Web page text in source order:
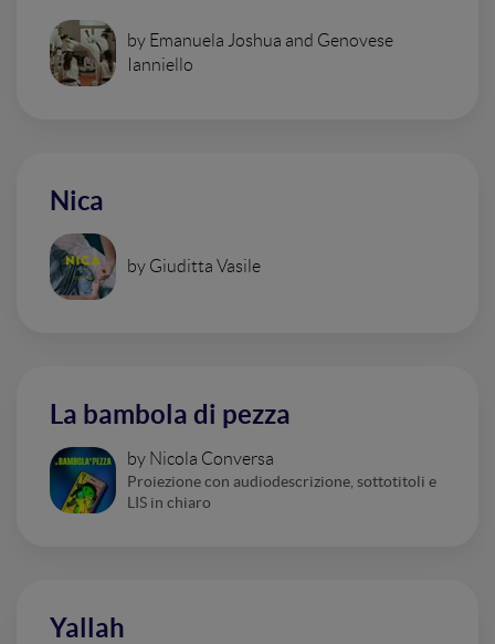
by Emanuela Joshua and Genovese
Ianniello
Nica
by Giuditta Vasile
La bambola di pezza
by Nicola Conversa
Proiezione con audiodescrizione, sottotitoli e
LIS in chiaro
Yallah